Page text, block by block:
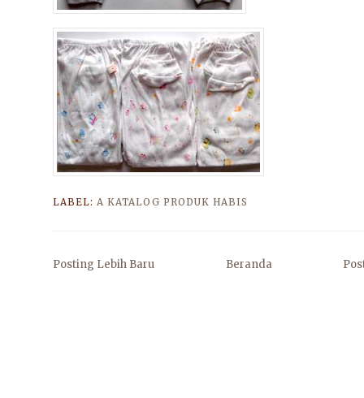
LABEL:A KATALOG PRODUK HABIS
Posting Lebih Baru Beranda